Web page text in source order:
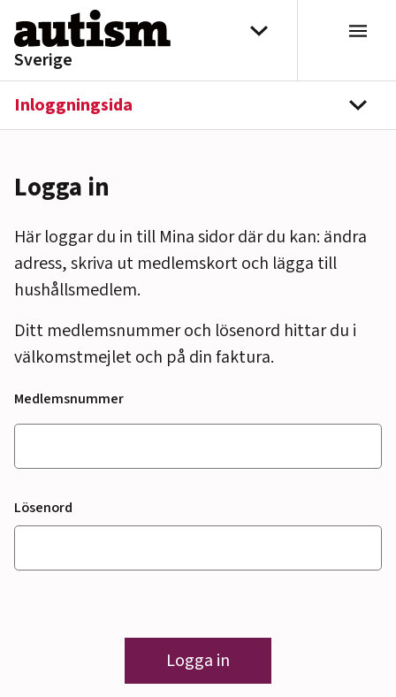
Hoppa till innehåll
Sverige
Välj distrikt
Inloggningsida
Logga in
Här loggar du in till Mina sidor där du kan: ändra
adress, skriva ut medlemskort och lägga till
hushållsmedlem.
Ditt medlemsnummer och lösenord hittar du i
välkomstmejlet och på din faktura.
Medlemsnummer
Lösenord
Logga in